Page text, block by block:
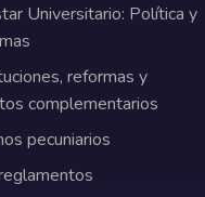
Universitario: Política y
reformas y
complementarios
pecuniarios